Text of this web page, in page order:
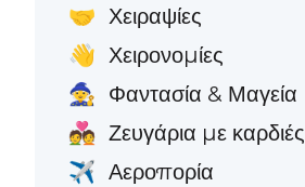
🤝 Χειραψίες
👋 Χειρονομίες
🧙 Φαντασία & Μαγεία
💑 Ζευγάρια με καρδιές
✈️ Αεροπορία